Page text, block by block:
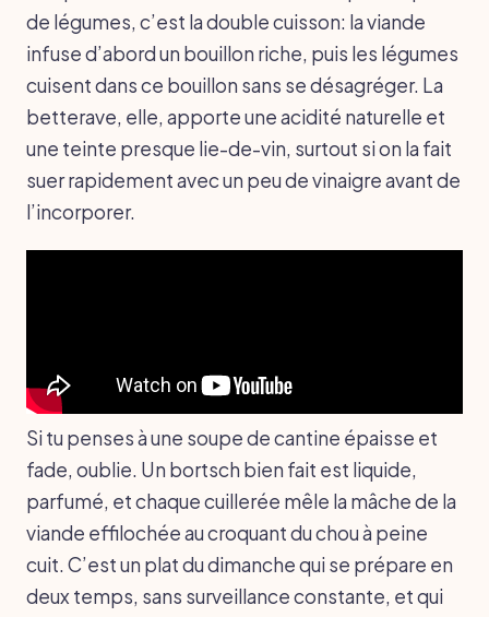
de légumes, c’est la double cuisson: la viande
infuse d’abord un bouillon riche, puis les légumes
cuisent dans ce bouillon sans se désagréger. La
betterave, elle, apporte une acidité naturelle et
une teinte presque lie-de-vin, surtout si on la fait
suer rapidement avec un peu de vinaigre avant de
l’incorporer.
Si tu penses à une soupe de cantine épaisse et
fade, oublie. Un bortsch bien fait est liquide,
parfumé, et chaque cuillerée mêle la mâche de la
viande effilochée au croquant du chou à peine
cuit. C’est un plat du dimanche qui se prépare en
deux temps, sans surveillance constante, et qui